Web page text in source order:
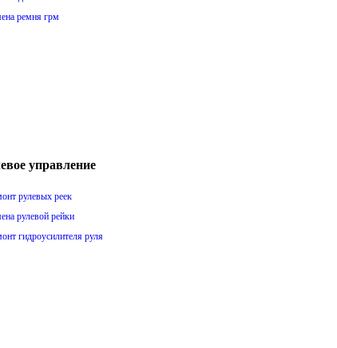
ремня грм
управление
рулевых реек
рулевой рейки
гидроусилителя руля